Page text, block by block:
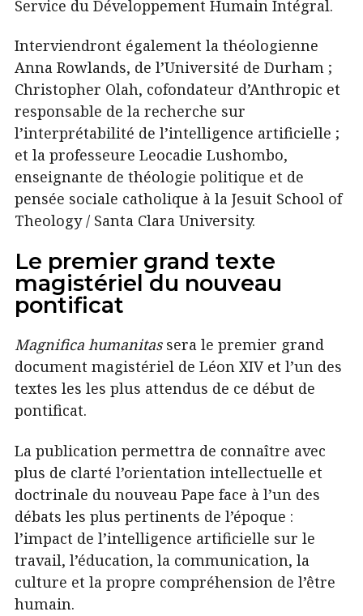
Service du Développement Humain Intégral.
Interviendront également la théologienne
Anna Rowlands, de l’Université de Durham ;
Christopher Olah, cofondateur d’Anthropic et
responsable de la recherche sur
l’interprétabilité de l’intelligence artificielle ;
et la professeure Leocadie Lushombo,
enseignante de théologie politique et de
pensée sociale catholique à la Jesuit School of
Theology / Santa Clara University.
Le premier grand texte
magistériel du nouveau
pontificat
Magnifica humanitassera le premier grand
document magistériel de Léon XIV et l’un des
textes les les plus attendus de ce début de
pontificat.
La publication permettra de connaître avec
plus de clarté l’orientation intellectuelle et
doctrinale du nouveau Pape face à l’un des
débats les plus pertinents de l’époque :
l’impact de l’intelligence artificielle sur le
travail, l’éducation, la communication, la
culture et la propre compréhension de l’être
humain.